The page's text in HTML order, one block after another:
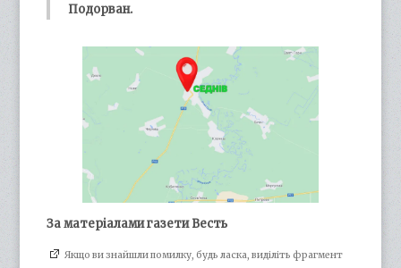
Подорван.
За матеріалами газети Весть
Якщо ви знайшли помилку, будь ласка, виділіть фрагмент